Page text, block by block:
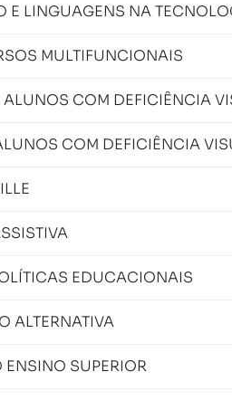
E LINGUAGENS NA
MULTIFUNCIONAIS
COM DEFICIÊNCIA
COM DEFICIÊNCIA
EDUCACIONAIS
ALTERNATIVA
SUPERIOR